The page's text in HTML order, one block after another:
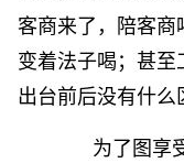
客商来了，陪客商
变着法子喝；甚至
出台前后没有什么
为了图享受